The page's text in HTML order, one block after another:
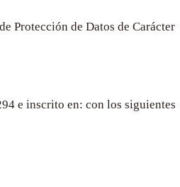
Protección de Datos de Carácter
e inscrito en: con los siguientes